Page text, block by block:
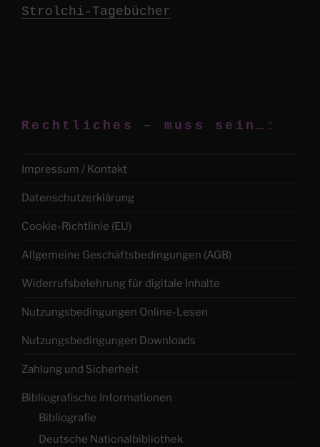
Strolchi-Tagebücher
Rechtliches – muss sein…:
Impressum / Kontakt
Datenschutzerklärung
Cookie-Richtlinie (EU)
Allgemeine Geschäftsbedingungen (AGB)
Widerrufsbelehrung für digitale Inhalte
Nutzungsbedingungen Online-Lesen
Nutzungsbedingungen Downloads
Zahlung und Sicherheit
Bibliografische Informationen
Bibliografie
Deutsche Nationalbibliothek